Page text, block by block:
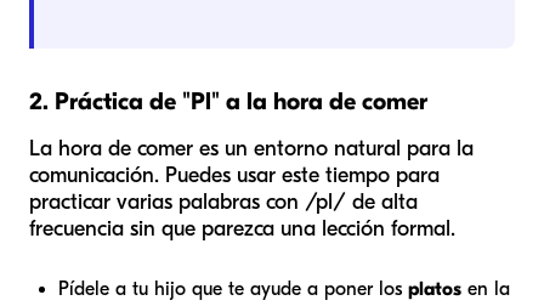
2. Práctica de "Pl" a la hora de comer
La hora de comer es un entorno natural para la
comunicación. Puedes usar este tiempo para
practicar varias palabras con /pl/ de alta
frecuencia sin que parezca una lección formal.
Pídele a tu hijo que te ayude a poner los platos en la